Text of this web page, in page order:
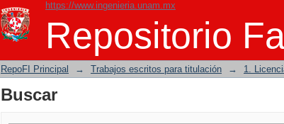
https://www.ingenieria.unam.mx
Repositorio
Buscar
RepoFI Principal → Trabajos escritos para titulación → 1.
Buscar